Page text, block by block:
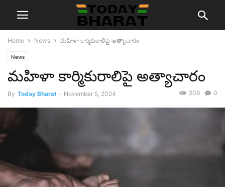
Home News మహిళా కార్మికురాలిపై అత్యాచారం
News
మహిళా కార్మికురాలిపై అత్యాచారం
By Today Bharat - November 5, 2024 0
206